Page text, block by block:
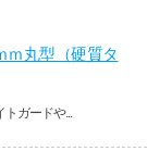
丸型（硬質タ
トガードや...